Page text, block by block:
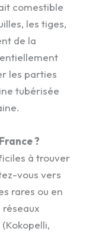
comestible
les tiges,
de la
les parties
tubérisée
?
à trouver
vous vers
rares ou en
réseaux